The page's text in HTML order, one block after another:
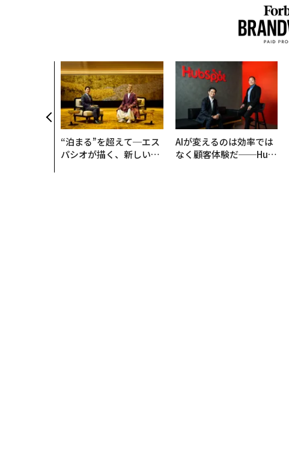
“泊まる”を超えて─エス
パシオが描く、新しい日
AIが変えるのは効率では
なく顧客体験だ──Hub